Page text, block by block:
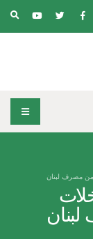
من مصرف لبنان